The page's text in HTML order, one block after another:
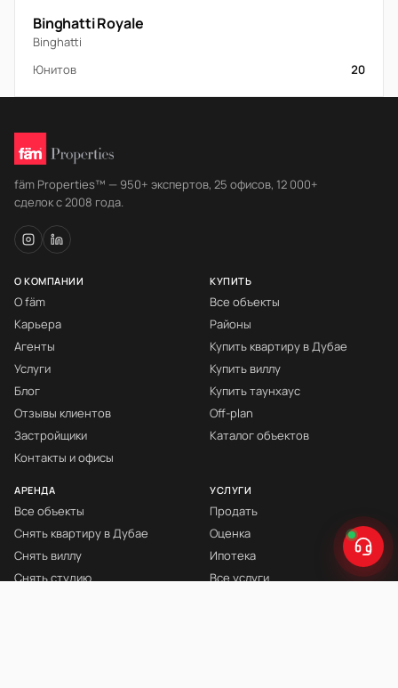
Binghatti Royale
Binghatti
Юнитов
20
fäm Properties™ — 950+ экспертов, 25 офисов, 12 000+
сделок с 2008 года.
О КОМПАНИИ
О fäm
Карьера
Агенты
Услуги
Блог
Отзывы клиентов
Застройщики
Контакты и офисы
КУПИТЬ
Все объекты
Районы
Купить квартиру в Дубае
Купить виллу
Купить таунхаус
Off-plan
Каталог объектов
АРЕНДА
Все объекты
Снять квартиру в Дубае
Снять виллу
Снять студию
УСЛУГИ
Продать
Оценка
Ипотека
Все услуги